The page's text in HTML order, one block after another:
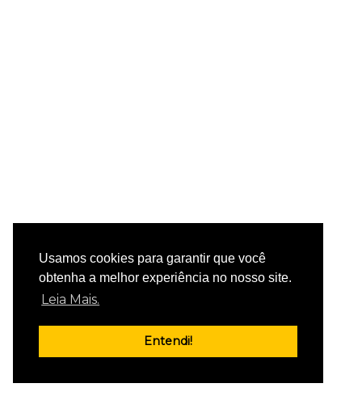
Usamos cookies para garantir que você
obtenha a melhor experiência no nosso site.
Leia Mais.
Entendi!